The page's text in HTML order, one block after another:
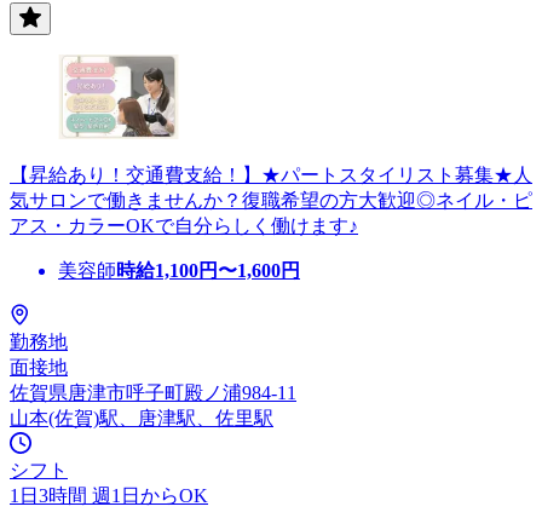
【昇給あり！交通費支給！】★パートスタイリスト募集★人
気サロンで働きませんか？復職希望の方大歓迎◎ネイル・ピ
アス・カラーOKで自分らしく働けます♪
美容師時給1,100円〜1,600円
勤務地
面接地
佐賀県唐津市呼子町殿ノ浦984-11
山本(佐賀)駅、唐津駅、佐里駅
シフト
1日3時間 週1日からOK